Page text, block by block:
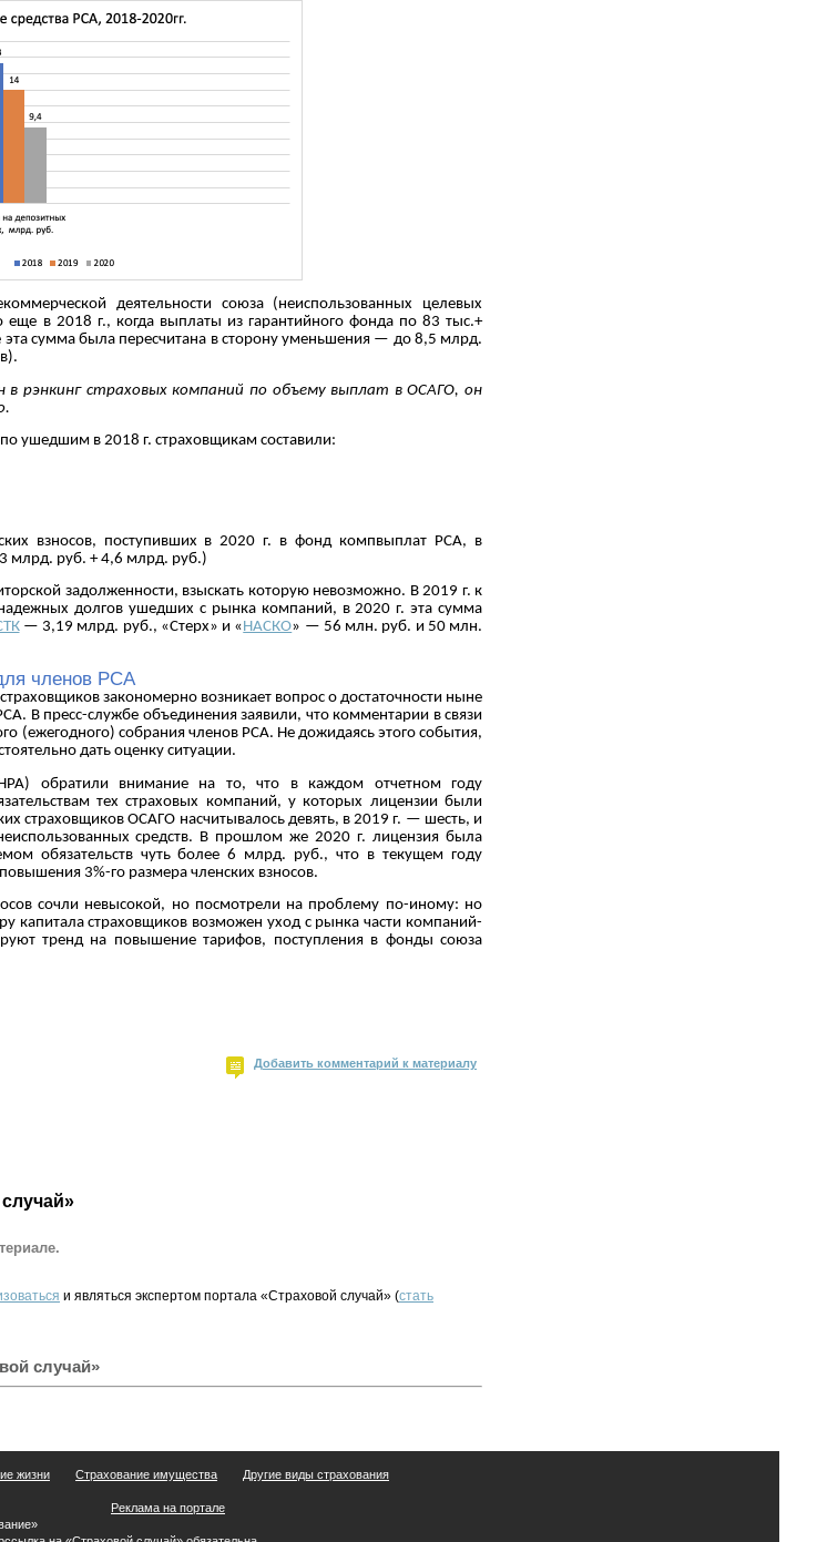
деятельности союза (неиспользованных целевых
еще в 2018 г., когда выплаты из гарантийного фонда по 83 тыс.+
сумма была пересчитана в сторону уменьшения — до 8,5 млрд.
в рэнкинг страховых компаний по объему выплат в ОСАГО, он
ушедшим в 2018 г. страховщикам составили:
взносов, поступивших в 2020 г. в фонд компвыплат РСА, в
млрд. руб. + 4,6 млрд. руб.)
задолженности, взыскать которую невозможно. В 2019 г. к
долгов ушедших с рынка компаний, в 2020 г. эта сумма
— 3,19 млрд. руб., «Стерх» и « НАСКО» — 56 млн. руб. и 50 млн.
членов РСА
закономерно возникает вопрос о достаточности ныне
В пресс-службе объединения заявили, что комментарии в связи
(ежегодного) собрания членов РСА. Не дожидаясь этого события,
дать оценку ситуации.
обратили внимание на то, что в каждом отчетном году
тех страховых компаний, у которых лицензии были
страховщиков ОСАГО насчитывалось девять, в 2019 г. — шесть, и
средств. В прошлом же 2020 г. лицензия была
обязательств чуть более 6 млрд. руб., что в текущем году
3%-го размера членских взносов.
сочли невысокой, но посмотрели на проблему по-иному: но
капитала страховщиков возможен уход с рынка части компаний-
тренд на повышение тарифов, поступления в фонды союза
Добавить комментарий к материалу
и являться экспертом портала «Страховой случай» (стать
случай»
жизни Страхование имущества Другие виды страхования
Реклама на портале